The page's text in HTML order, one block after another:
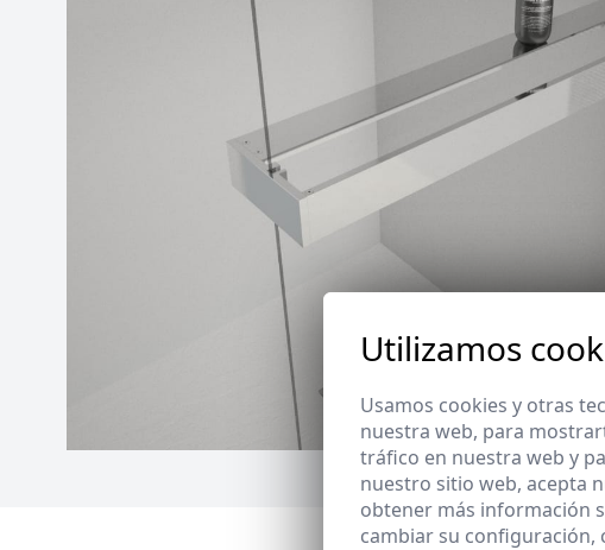
Utilizamos
Usamos cookies y otras
nuestra web, para
tráfico en nuestra web y
nuestro sitio web, acepta
obtener más información
cambiar su configuración,